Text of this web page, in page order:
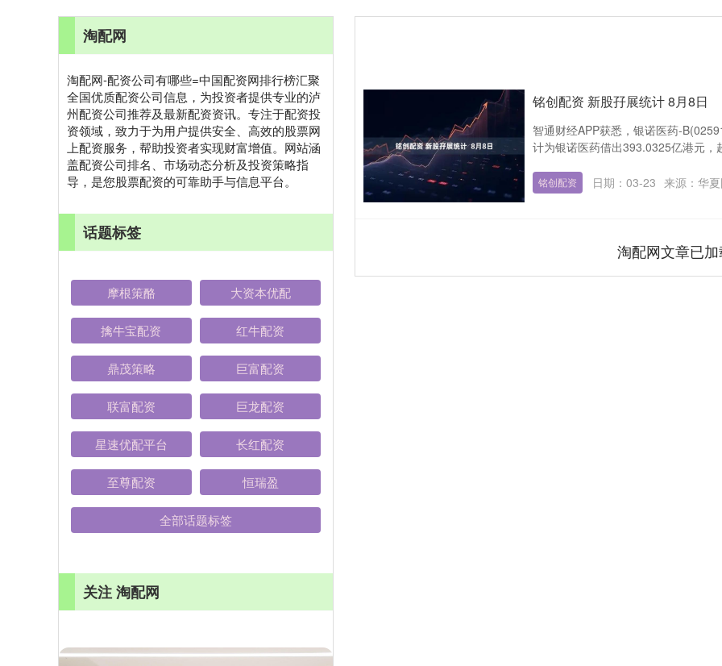
铭创配资 新股孖展统计 8月8日
智通财经APP获悉，银诺医药-
计为银诺医药借出393.0325亿港元，
铭创配资 日期：03-23 来源：华
淘配网文章已
淘配网
淘配网-配资公司有哪些=中国配资网排行榜汇聚
全国优质配资公司信息，为投资者提供专业的泸
州配资公司推荐及最新配资资讯。专注于配资投
资领域，致力于为用户提供安全、高效的股票网
上配资服务，帮助投资者实现财富增值。网站涵
盖配资公司排名、市场动态分析及投资策略指
导，是您股票配资的可靠助手与信息平台。
话题标签
摩根策酪 大资本优配
擒牛宝配资 红牛配资
鼎茂策略 巨富配资
联富配资 巨龙配资
星速优配平台 长红配资
至尊配资 恒瑞盈
全部话题标签
关注 淘配网